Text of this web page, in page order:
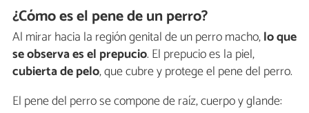
¿Cómo es el pene de un perro?
Al mirar hacia la región genital de un perro macho,lo que
se observa es el prepucio. El prepucio es la piel,
cubierta de pelo, que cubre y protege el pene del perro.
El pene del perro se compone de raíz, cuerpo y glande: